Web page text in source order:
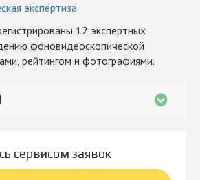
экспертиза
фоновидеоскопической
рейтингом и фотографиями.
сервисом заявок